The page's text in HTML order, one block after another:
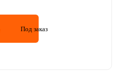
Под заказ